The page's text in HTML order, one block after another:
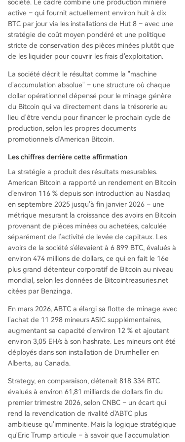
société. Le cadre combine une production minière
active – qui fournit actuellement environ huit à dix
BTC par jour via les installations de Hut 8 – avec une
stratégie de coût moyen pondéré et une politique
stricte de conservation des pièces minées plutôt que
de les liquider pour couvrir les frais d'exploitation.
La société décrit le résultat comme la "machine
d'accumulation absolue" – une structure où chaque
dollar opérationnel dépensé pour le minage génère
du Bitcoin qui va directement dans la trésorerie au
lieu d'être vendu pour financer le prochain cycle de
production, selon les propres documents
promotionnels d'American Bitcoin.
Les chiffres derrière cette affirmation
La stratégie a produit des résultats mesurables.
American Bitcoin a rapporté un rendement en Bitcoin
d'environ 116 % depuis son introduction au Nasdaq
en septembre 2025 jusqu'à fin janvier 2026 – une
métrique mesurant la croissance des avoirs en Bitcoin
provenant de pièces minées ou achetées, calculée
séparément de l'activité de levée de capitaux. Les
avoirs de la société s'élevaient à 6 899 BTC, évalués à
environ 474 millions de dollars, ce qui en fait le 16e
plus grand détenteur corporatif de Bitcoin au niveau
mondial, selon les données de Bitcointreasuries.net
citées par Benzinga.
En mars 2026, ABTC a élargi sa flotte de minage avec
l'achat de 11 298 mineurs ASIC supplémentaires,
augmentant sa capacité d'environ 12 % et ajoutant
environ 3,05 EH/s à son hashrate. Les mineurs ont été
déployés dans son installation de Drumheller en
Alberta, au Canada.
Strategy, en comparaison, détenait 818 334 BTC
évalués à environ 61,81 milliards de dollars fin du
premier trimestre 2026, selon CNBC – un écart qui
rend la revendication de rivalité d'ABTC plus
ambitieuse qu'imminente. Mais la logique stratégique
qu'Eric Trump articule – à savoir que l'accumulation